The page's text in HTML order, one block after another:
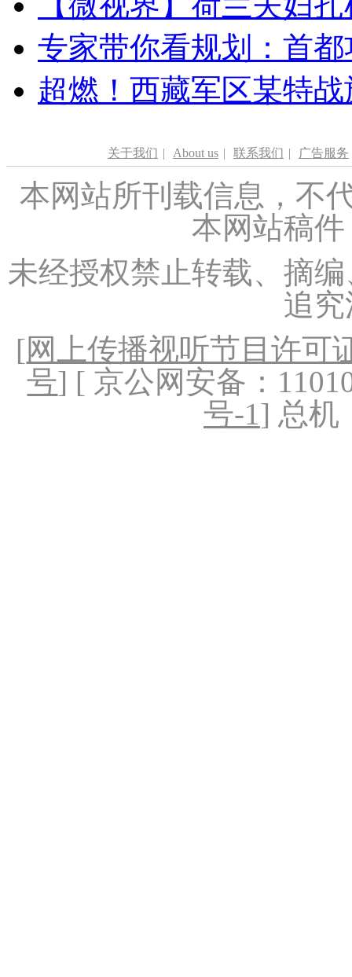
专家带你看规划：首
超燃！西藏军区某特
关于我们 | About us | 联系我们 | 广告服务
本网站所刊载信息，不
本网站稿
未经授权禁止转载、摘
追
[网上传播视听节目许可
号] [ 京公网安备：
号-1] 总机